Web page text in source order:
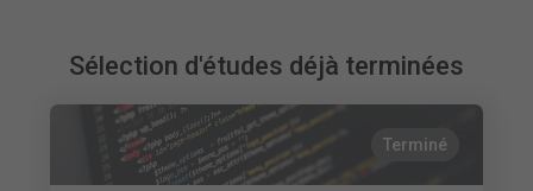
Sélection d'études déjà terminées
Terminé